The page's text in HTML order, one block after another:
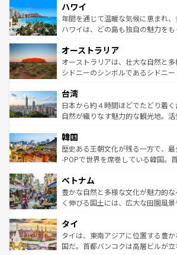
ば市内交通費無料で観光を楽しむこともで
着のスイス情報はコンテンツ一覧
のような巨大都市は、観光、ショッ
ンメントが詰まった刺激的なスポ
西部には大自然が広がり、グラン
部のニューオーリンズでは、音楽と
文化が魅力。旅行者はアメリカの各
しみながら、その多様性と豊かな
ならではの贅沢な旅のスタイルだ。 なお、新着のアメリカ
情報はコンテンツ一覧を参照してほ
ハワイ
年間を通じて温暖な気候に恵まれ
ハワイは、どの島も独自の魅力を
ワイ島は見逃せない。また、定番の
島だが、静かな自然を求めるならマ
おすすめ。エメラルドグリーンに
れるおもてなしの心で訪れる人々を
人々、おいしいローカルフードや
ク、伝統的なフラダンスなど、す
ワイを、存分に味わってほしい。 なお、新着のハワイ情報
はコンテンツ一覧を参照してほしい
オーストラリア
オーストラリアは、壮大な自然と多
シドニーのシンボルであるシドニ
リアリーフや大陸中央部にそびえる
ク）、タスマニアの美しい原生林
ど、見どころがたくさん。また、
いる。アクティビティも充実してお
ビング、ハイキングなど、アウト
い。オーストラリアの多彩な魅力
参照してほしい。
台湾
日本から約４時間ほどでたどり着
自然が織りなす魅力的な観光地。
ン）、静ひつな山岳地帯である台湾
と山間の静けさが共存しており、
驚きをもたらしてくれる。また、
容にもいいと評判のスイーツなど、
が味わえる。 なお、新着の台湾情
照してほしい。
韓国
歴史ある王朝文化が残る一方で、
-POPで世界を席巻している韓国。
き、地方に足を延ばせば四季折々の
できる。そして、キムチや焼肉、
まで、さまざまな韓国料理が待っ
リティに包まれながら、韓国の多彩
わってみてほしい。 なお
覧を参照してほしい。
ベトナム
豊かな自然と多様な文化が魅力的
く伸びる国土には、広大な田園風
急速な発展と共に伝統が息づく。ハ
ーチミン市のフランス統治時代の
醸し出している。また、バラエテ
タイ
タイは、東南アジアに位置する豊
国だ。首都バンコクは高層ビルが